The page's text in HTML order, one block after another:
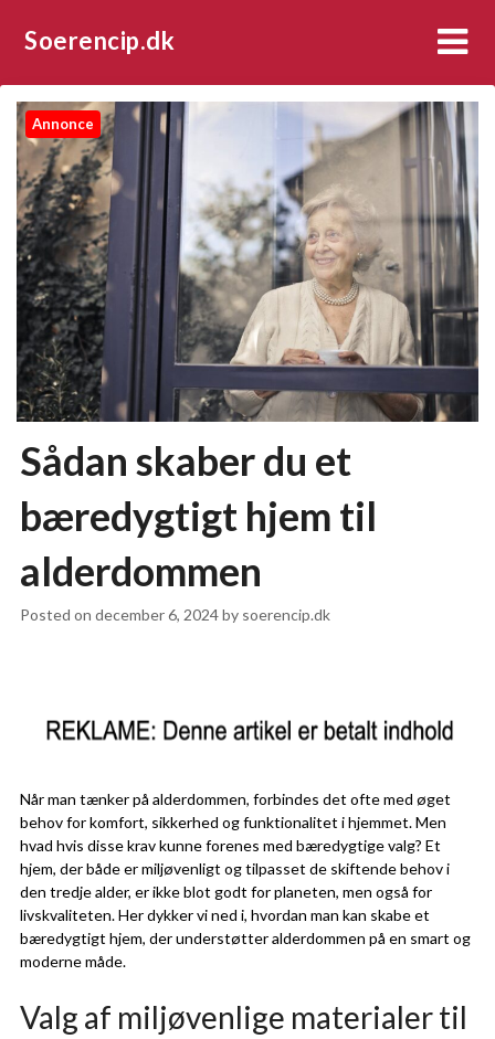
Soerencip.dk
Annonce
Sådan skaber du et
bæredygtigt hjem til
alderdommen
Posted on december 6, 2024by soerencip.dk
Når man tænker på alderdommen, forbindes det ofte med øget
behov for komfort, sikkerhed og funktionalitet i hjemmet. Men
hvad hvis disse krav kunne forenes med bæredygtige valg? Et
hjem, der både er miljøvenligt og tilpasset de skiftende behov i
den tredje alder, er ikke blot godt for planeten, men også for
livskvaliteten. Her dykker vi ned i, hvordan man kan skabe et
bæredygtigt hjem, der understøtter alderdommen på en smart og
moderne måde.
Valg af miljøvenlige materialer til